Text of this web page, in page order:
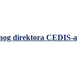
direktora CEDIS-a